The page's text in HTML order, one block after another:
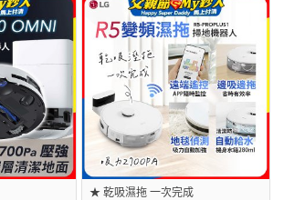
★ 乾吸濕拖 一次完成